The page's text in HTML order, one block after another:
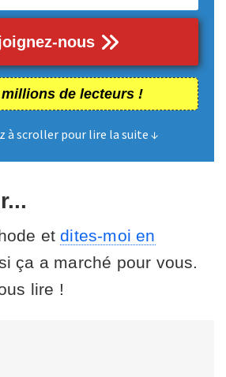
nous
millions de lecteurs !
à scroller pour lire la suite ↓
etdites-moi en
ça a marché pour vous.
lire !